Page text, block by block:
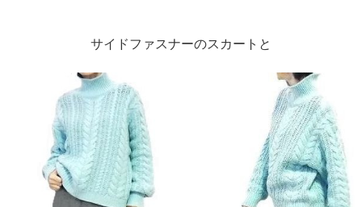
サイドファスナーのスカートと